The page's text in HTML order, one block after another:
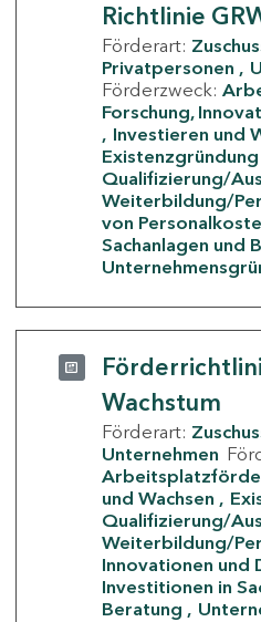
Richtlinie
Förderart:
Privatpersonen
Förderzweck:
Forschung,
Investieren und
Existenzgründung
Qualifizierung/
Weiterbildung/
von
Sachanlagen und
Wachstum
Förderart:
Unternehmen
und Wachsen
Qualifizierung/
Weiterbildung/
Innovationen und
Investitionen in
Beratung